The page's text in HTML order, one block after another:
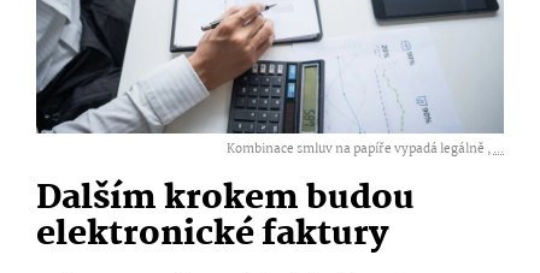
Kombinace smluv na papíře vypadá legálně ,...
Dalším krokem budou
elektronické faktury